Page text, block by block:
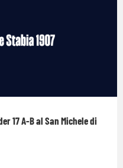
17 A-B al San Michele di